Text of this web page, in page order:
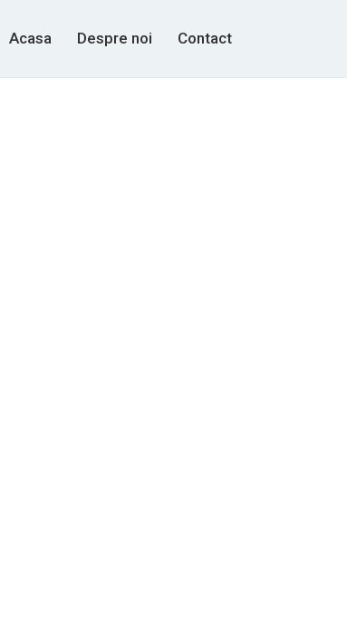
Acasa Despre noi Contact